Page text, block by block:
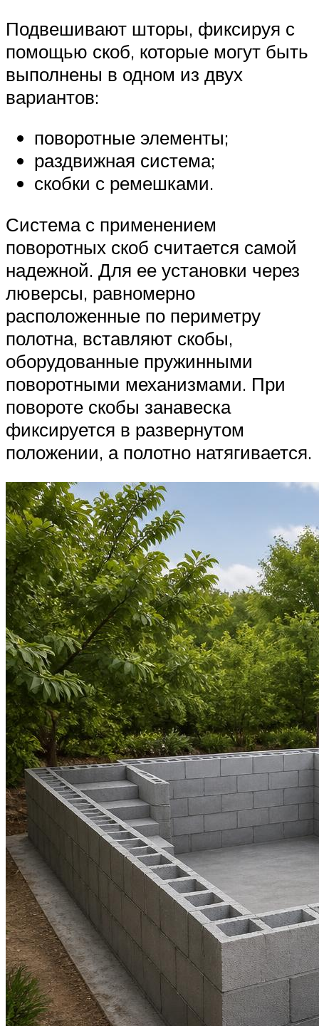
Подвешивают шторы, фиксируя с
помощью скоб, которые могут быть
выполнены в одном из двух
вариантов:
поворотные элементы;
раздвижная система;
скобки с ремешками.
Система с применением
поворотных скоб считается самой
надежной. Для ее установки через
люверсы, равномерно
расположенные по периметру
полотна, вставляют скобы,
оборудованные пружинными
поворотными механизмами. При
повороте скобы занавеска
фиксируется в развернутом
положении, а полотно натягивается.